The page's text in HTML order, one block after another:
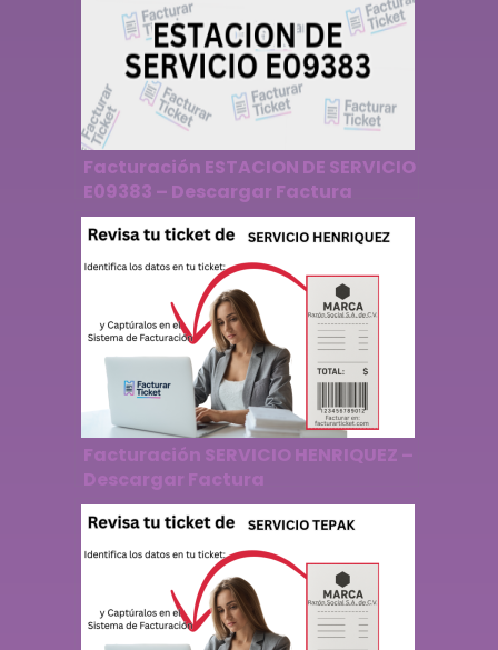
Facturación ESTACION DE SERVICIO
E09383 – Descargar Factura
Facturación SERVICIO HENRIQUEZ –
Descargar Factura